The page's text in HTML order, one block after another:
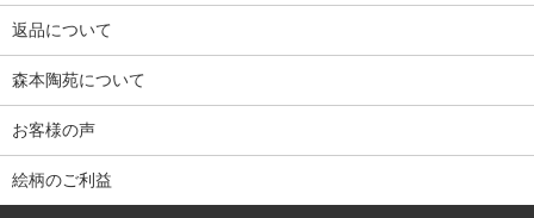
返品について
森本陶苑について
お客様の声
絵柄のご利益